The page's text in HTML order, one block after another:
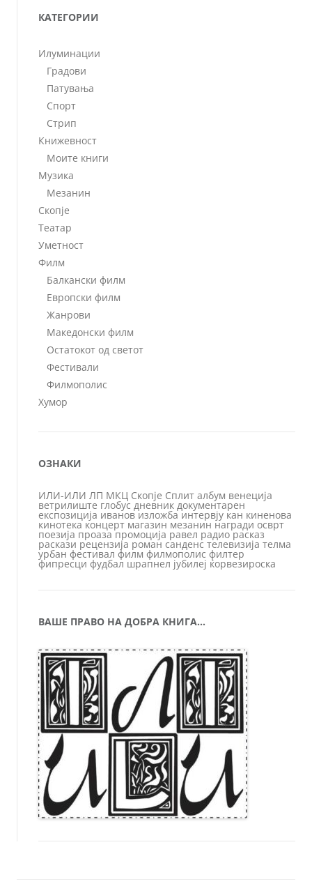
КАТЕГОРИИ
Илуминации
Градови
Патувања
Спорт
Стрип
Книжевност
Моите книги
Музика
Мезанин
Скопје
Театар
Уметност
Филм
Балкански филм
Европски филм
Жанрови
Македонски филм
Остатокот од светот
Фестивали
Филмополис
Хумор
ОЗНАКИ
ИЛИ-ИЛИ ЛП МКЦ Скопје Сплит албум венеција
ветрилиште глобус дневник документарен
експозиција иванов изложба интервју кан киненова
кинотека концерт магазин мезанин награди осврт
поезија проаза промоција равел радио расказ
раскази рецензија роман санденс телевизија телма
урбан фестивал филм филмополис филтер
фипресци фудбал шрапнел јубилеј ќорвезироска
ВАШЕ ПРАВО НА ДОБРА КНИГА…